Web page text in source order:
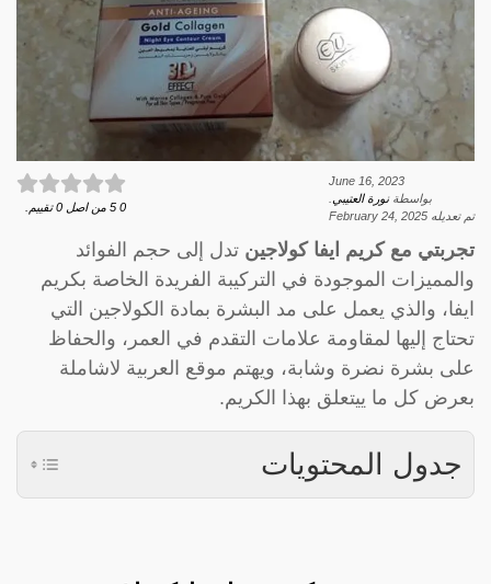
June 16, 2023
بواسطةنورة العتيبي
تم تعديله February 24, 2025
0
5 من اصل 0 تقييم.
تجربتي مع كريم ايفا كولاجين تدل إلى حجم الفوائد
والمميزات الموجودة في التركيبة الفريدة الخاصة بكريم
ايفا، والذي يعمل على مد البشرة بمادة الكولاجين التي
تحتاج إليها لمقاومة علامات التقدم في العمر، والحفاظ
على بشرة نضرة وشابة، ويهتم موقع العربية لاشاملة
بعرض كل ما ييتعلق بهذا الكريم.
جدول المحتويات